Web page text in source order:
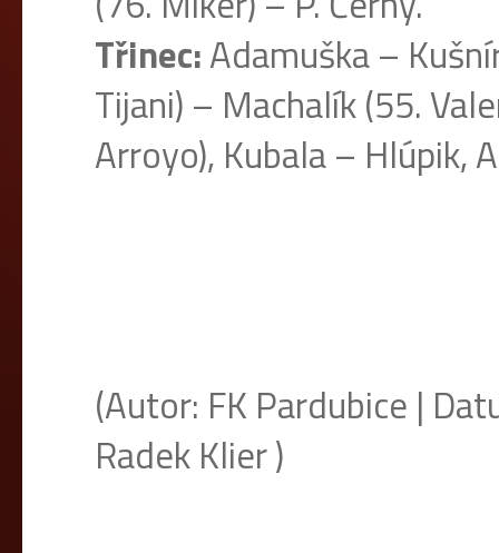
Třinec:Adamuška –
Tijani) – Machalík (55.
Arroyo), Kubala – Hlúpik,
(Autor: FK Pardubice |
Radek Klier )